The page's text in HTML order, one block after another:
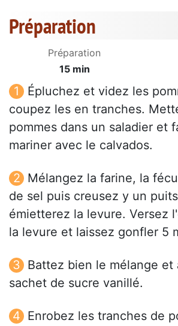
Préparation
Préparation
15 min
Épluchez et videz les
coupez les en tranches.
pommes dans un saladier et
mariner avec le calvados.
Mélangez la farine, la
de sel puis creusez y un
émietterez la levure. Versez
la levure et laissez gonfler 5
Battez bien le mélange et
sachet de sucre vanillé.
Enrobez les tranches de